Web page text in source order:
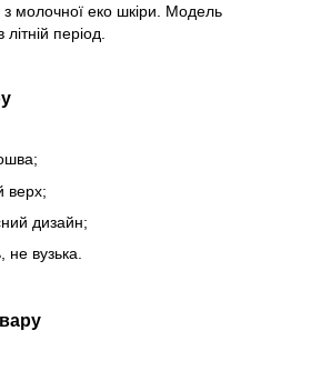
з молочної еко шкіри. Модель
період.
верх;
дизайн;
не вузька.